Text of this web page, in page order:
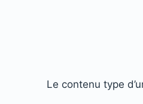
Le contenu type